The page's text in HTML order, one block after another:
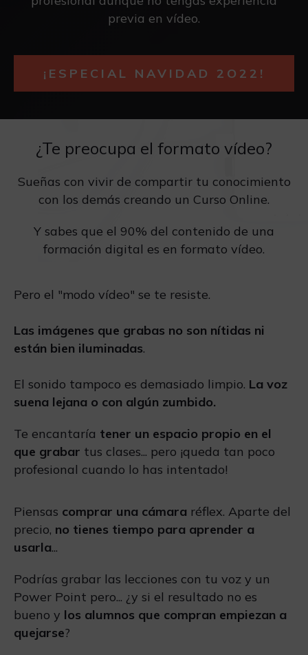
previa en vídeo.
¡ESPECIAL NAVIDAD 2O22!
¿Te preocupa el formato vídeo?
Sueñas con vivir de compartir tu conocimiento
con los demás creando un Curso Online.
Y sabes que el 90% del contenido de una
formación digital es en formato vídeo.
Pero el "modo vídeo" se te resiste.
Las imágenes que grabas no son nítidas ni
están bien iluminadas.
El sonido tampoco es demasiado limpio. La voz
suena lejana o con algún zumbido.
Te encantaría tener un espacio propio en el
que grabar tus clases... pero ¡queda tan poco
profesional cuando lo has intentado!
Piensas comprar una cámara réflex. Aparte del
precio, no tienes tiempo para aprender a
usarla...
Podrías grabar las lecciones con tu voz y un
Power Point pero... ¿y si el resultado no es
bueno y los alumnos que compran empiezan a
quejarse?